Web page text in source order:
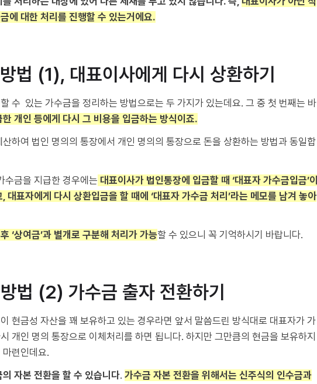
에 대한 처리를 진행할 수 있는거에요.
법 (1), 대표이사에게 다시 상환하기
수 있는 가수금을 정리하는 방법으로는 두 가지가 있는데요. 그 중 첫 번째는 바
개인 등에게 다시 그 비용을 입금하는 방식이죠.
하여 법인 명의의 통장에서 개인 명의의 통장으로 돈을 상환하는 방법과 동일합
수금을 지급한 경우에는 대표이사가 법인통장에 입금할 때 ‘대표자 가수금입금’이
대표자에게 다시 상환입금을 할 때에 ‘대표자 가수금 처리’라는 메모를 남겨 놓아
‘상여금’과 별개로 구분해 처리가 가능할 수 있으니 꼭 기억하시기 바랍니다.
법 (2) 가수금 출자 전환하기
현금성 자산을 꽤 보유하고 있는 경우라면 앞서 말씀드린 방식대로 대표자가 가
개인 명의 통장으로 이체처리를 하면 됩니다. 하지만 그만큼의 현금을 보유하지
련인데요.
의 자본 전환을 할 수 있습니다. 가수금 자본 전환을 위해서는 신주식의 인수금과